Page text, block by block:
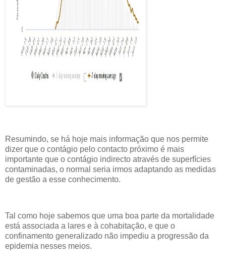
Resumindo, se há hoje mais informação que nos permite
dizer que o contágio pelo contacto próximo é mais
importante que o contágio indirecto através de superfícies
contaminadas, o normal seria irmos adaptando as medidas
de gestão a esse conhecimento.
Tal como hoje sabemos que uma boa parte da mortalidade
está associada a lares e à cohabitação, e que o
confinamento generalizado não impediu a progressão da
epidemia nesses meios.